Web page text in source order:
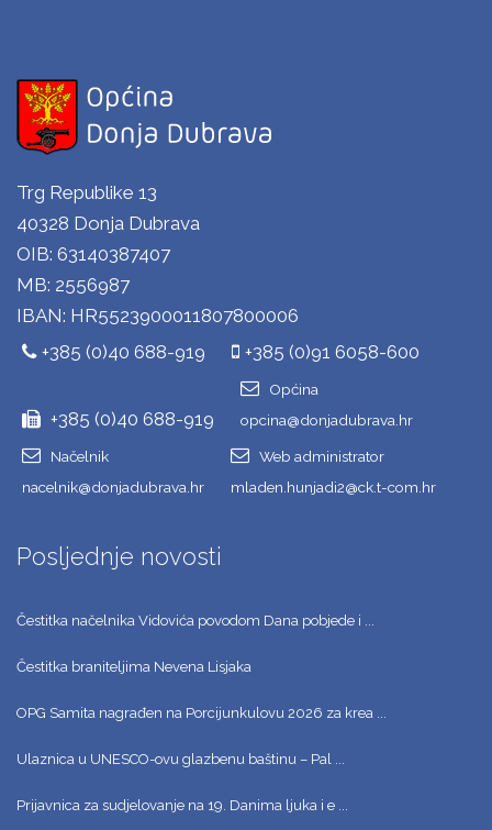
Trg Republike 13
40328 Donja Dubrava
OIB: 63140387407
MB: 2556987
IBAN: HR5523900011807800006
+385 (0)40 688-919
+385 (0)91 6058-600
+385 (0)40 688-919
Općina
opcina@donjadubrava.hr
Načelnik
nacelnik@donjadubrava.hr
Web administrator
mladen.hunjadi2@ck.t-com.hr
Posljednje novosti
Čestitka načelnika Vidovića povodom Dana pobjede i ...
Čestitka braniteljima Nevena Lisjaka
OPG Samita nagrađen na Porcijunkulovu 2026 za krea ...
Ulaznica u UNESCO-ovu glazbenu baštinu – Pal ...
Prijavnica za sudjelovanje na 19. Danima ljuka i e ...